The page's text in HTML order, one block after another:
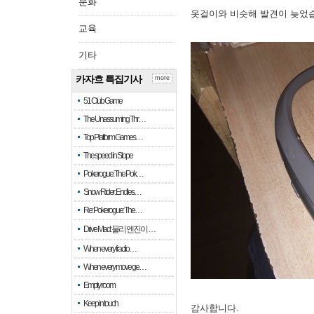
교육
기타
카자흐 특집기사
51 Club Game
The Unassuming Thr…
Top Platform Games…
The speed in Slope
Pokerogue: The Pok…
Snow Rider: Endles…
Re: Pokerogue: The…
Drive Mad: 물리 엔진이 …
When every fractio…
When every move ge…
Empty room
Keep in touch
more
옷걸이와 비슷해 발견이 늦었
감사합니다.